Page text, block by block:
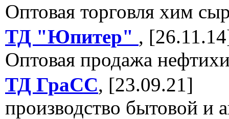
Оптовая торговля хим
ТД "Юпитер" ,
Оптовая продажа
ТД ГраСС, [23.09.21]
производство бытовой и